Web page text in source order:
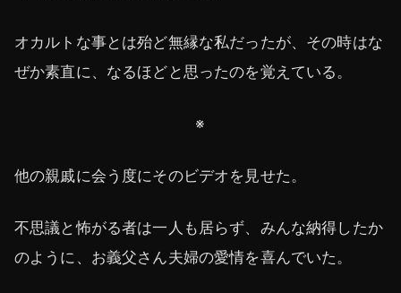
オカルトな事とは殆ど無縁な私だったが、その時はな
ぜか素直に、なるほどと思ったのを覚えている。
※
他の親戚に会う度にそのビデオを見せた。
不思議と怖がる者は一人も居らず、みんな納得したか
のように、お義父さん夫婦の愛情を喜んでいた。